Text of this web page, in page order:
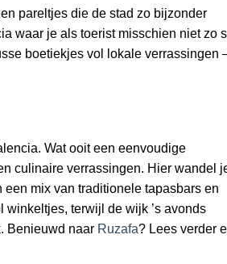
pareltjes die de stad zo bijzonder
waar je als toerist misschien niet zo
boetiekjes vol lokale verrassingen
Wat ooit een eenvoudige
culinaire verrassingen. Hier wandel
mix van traditionele tapasbars en
terwijl de wijk ’s avonds
Benieuwd naar Ruzafa? Lees verder